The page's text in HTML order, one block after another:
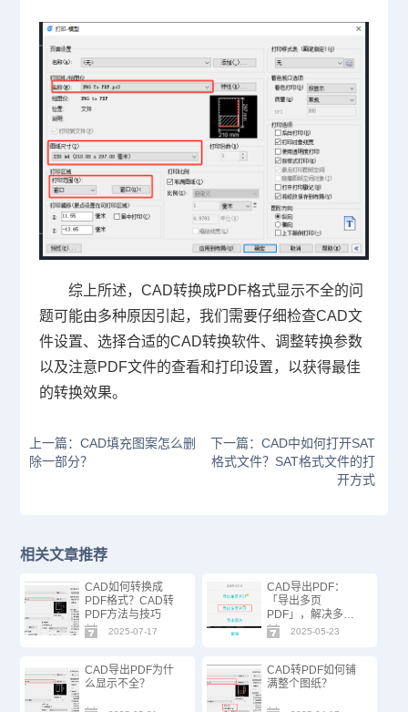
综上所述， CAD转换成PDF格式显示不全的问
题可能由多种原因引起，我们需要仔细检查CAD文
件设置、选择合适的CAD转换软件、调整转换参数
以及注意PDF文件的查看和打印设置，以获得最佳
的转换效果。
上一篇：CAD填充图案怎么删
除一部分？
下一篇：CAD中如何打开SAT
格式文件？SAT格式文件的打
开方式
相关文章推荐
CAD如何转换成
PDF格式？CAD转
PDF方法与技巧
2025-07-17
CAD导出PDF：
「导出多页
PDF」，解决多图
框图纸分页难题！
2025-05-23
CAD导出PDF为什
么显示不全？
CAD转PDF如何铺
满整个图纸？